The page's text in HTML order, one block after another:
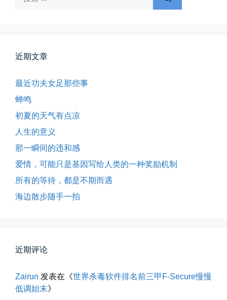
索：
近期文章
最近功夫女足那些事
蝉鸣
初夏的天气有点凉
人生的意义
那一瞬间的违和感
爱情，可能只是基因写给人类的一种奖励机制
所有的等待，都是不期而遇
海边散步随手一拍
近期评论
Zairun 发表在《世界杀毒软件排名前三甲F-Secure慢慢
低调始末》
📅 05-04 12:35👤 Zairun